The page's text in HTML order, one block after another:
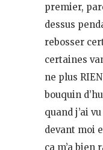
premier,
dessus
rebosser
certaines
ne plus
bouquin
quand j’ai
devant moi
ça m’a bien